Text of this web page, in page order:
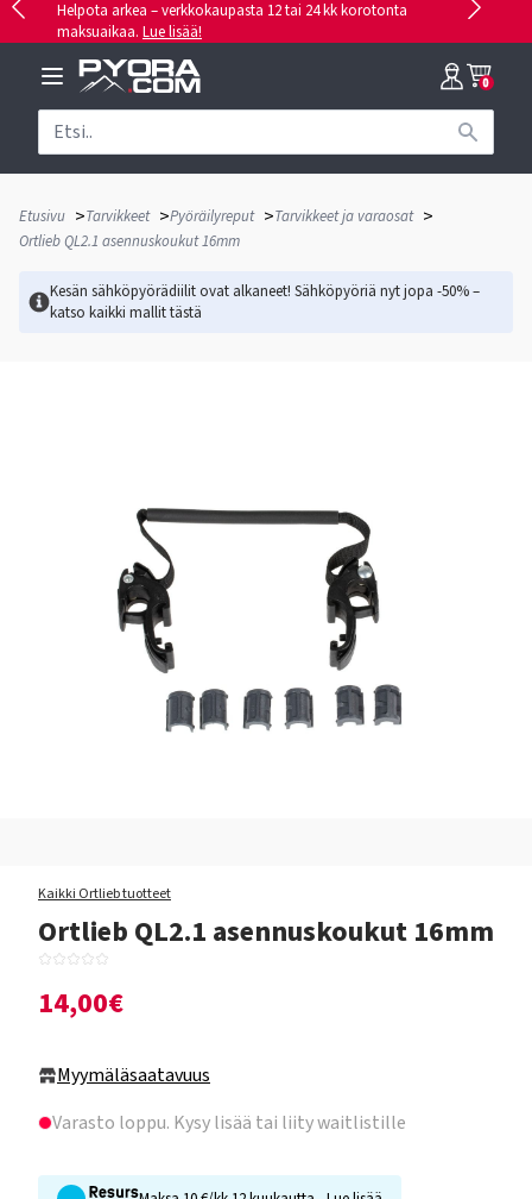
Helpota arkea – verkkokaupasta 12 tai 24 kk korotonta
maksuaikaa. Lue lisää!
0
Etusivu >Tarvikkeet >Pyöräilyreput >Tarvikkeet ja varaosat >
Ortlieb QL2.1 asennuskoukut 16mm
Kesän sähköpyörädiilit ovat alkaneet! Sähköpyöriä nyt jopa -50% –
katso kaikki mallittästä
Kaikki Ortlieb tuotteet
Ortlieb QL2.1 asennuskoukut 16mm
14,00€
Myymäläsaatavuus
Varasto loppu. Kysy lisää tai liity waitlistille